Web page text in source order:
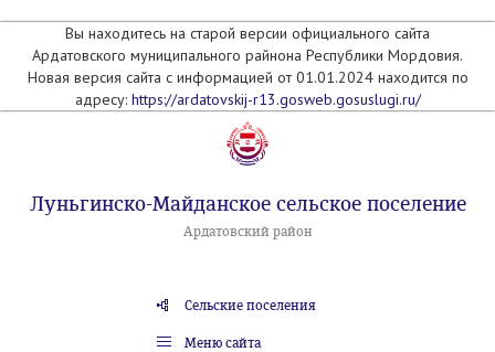
Вы находитесь на старой версии официального сайта
Ардатовского муниципального райнона Республики Мордовия.
Новая версия сайта с информацией от 01.01.2024 находится по
адресу: https://ardatovskij-r13.gosweb.gosuslugi.ru/
Луньгинско-Майданское сельское поселение
Ардатовский район
Сельские поселения
Меню сайта